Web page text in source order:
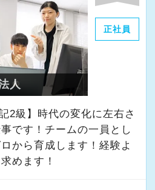
きる環境です。
がら、お客様のお役に立
せんか。
るために、公正で健全な
貢献できる価値を提供
なるための力となること
やそこで働く社員の皆さ
正社員
人
2級】時代の変化に左右さ
です！チームの一員とし
から育成します！経験よ
めます！